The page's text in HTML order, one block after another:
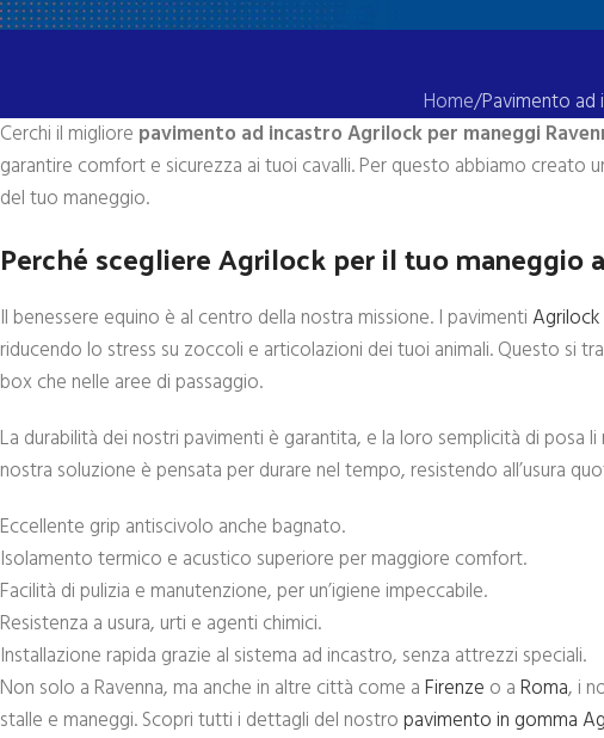
Home Pavimento ad
Cerchi il migliore pavimento ad incastro Agrilock per maneggi
garantire comfort e sicurezza ai tuoi cavalli. Per questo abbiamo
del tuo maneggio.
Perché scegliere Agrilock per il tuo maneggio
Il benessere equino è al centro della nostra missione. I pavimentiAgrilock
riducendo lo stress su zoccoli e articolazioni dei tuoi animali. Questo si
box che nelle aree di passaggio.
La durabilità dei nostri pavimenti è garantita, e la loro semplicità di posa
nostra soluzione è pensata per durare nel tempo, resistendo all’usura
Eccellente grip antiscivolo anche bagnato.
Isolamento termico e acustico superiore per maggiore comfort.
Facilità di pulizia e manutenzione, per un’igiene impeccabile.
Resistenza a usura, urti e agenti chimici.
Installazione rapida grazie al sistema ad incastro, senza attrezzi speciali.
Non solo a Ravenna, ma anche in altre città come aFirenze o aRoma, i
stalle e maneggi. Scopri tutti i dettagli del nostropavimento in gomma